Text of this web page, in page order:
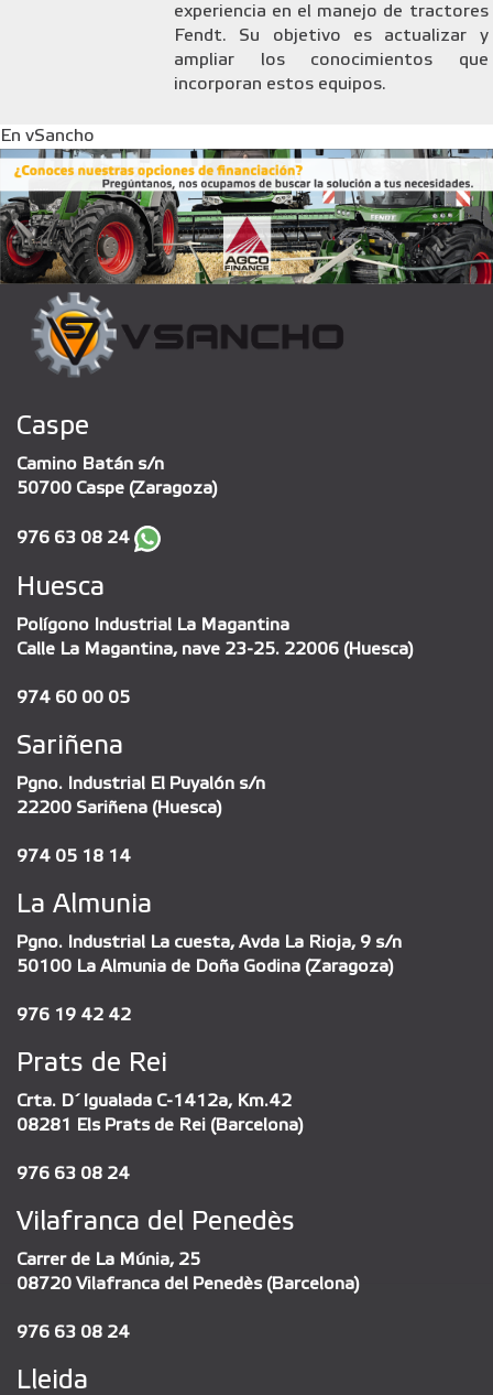
experiencia en el manejo de tractores
Fendt. Su objetivo es actualizar y
ampliar los conocimientos que
incorporan estos equipos.
En vSancho
Caspe
Camino Batán s/n
50700 Caspe (Zaragoza)
976 63 08 24
Huesca
Polígono Industrial La Magantina
Calle La Magantina, nave 23-25. 22006 (Huesca)
974 60 00 05
Sariñena
Pgno. Industrial El Puyalón s/n
22200 Sariñena (Huesca)
974 05 18 14
La Almunia
Pgno. Industrial La cuesta, Avda La Rioja, 9 s/n
50100 La Almunia de Doña Godina (Zaragoza)
976 19 42 42
Prats de Rei
Crta. D´Igualada C-1412a, Km.42
08281 Els Prats de Rei (Barcelona)
976 63 08 24
Vilafranca del Penedès
Carrer de La Múnia, 25
08720 Vilafranca del Penedès (Barcelona)
976 63 08 24
Lleida